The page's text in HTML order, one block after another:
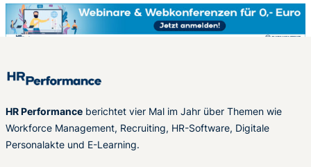
HR Performance berichtet vier Mal im Jahr über Themen wie
Workforce Management, Recruiting, HR-Software, Digitale
Personalakte und E-Learning.